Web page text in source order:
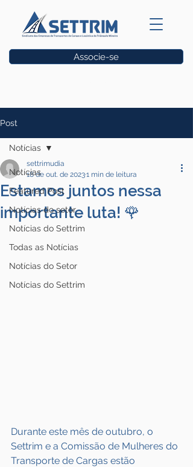
Associe-se
Post
Notícias
Featured Post
Notícias do setor
Notícias do Settrim
Todas as Notícias
Notícias do Setor
Notícias do Settrim
Notícias
Estamos juntos nessa
importante luta! 🌹
settrimudia
18 de out. de 20231 min de leitura
Durante este mês de outubro, o
Settrim e a Comissão de Mulheres do
Transporte de Cargas estão